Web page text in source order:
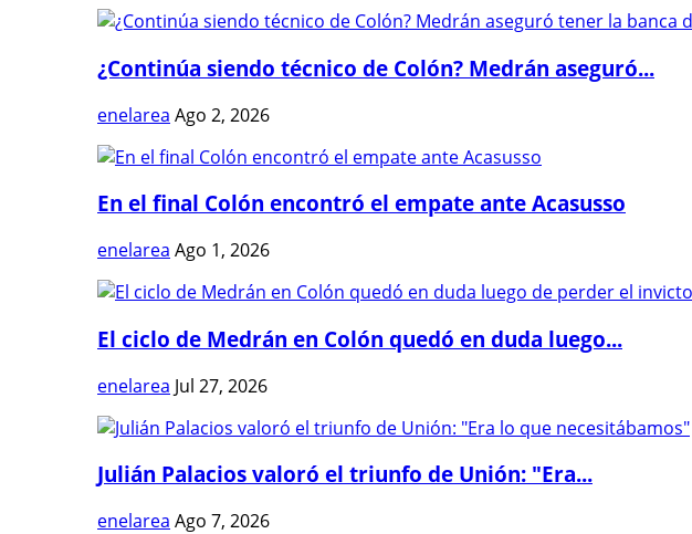
¿Continúa siendo técnico de Colón? Medrán aseguró...
enelarea Ago 2, 2026
En el final Colón encontró el empate ante Acasusso
enelarea Ago 1, 2026
El ciclo de Medrán en Colón quedó en duda luego...
enelarea Jul 27, 2026
Julián Palacios valoró el triunfo de Unión: "Era...
enelarea Ago 7, 2026